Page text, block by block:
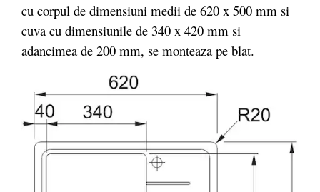
cu corpul de dimensiuni medii de 620 x 500 mm si
cuva cu dimensiunile de 340 x 420 mm si
adancimea de 200 mm, se monteaza pe blat.